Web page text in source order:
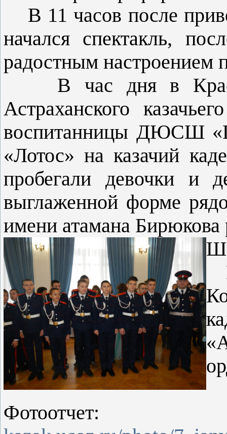
В 11 часов после
начался спектакль,
радостным настроением
В час дня в
Астраханского
воспитанницы ДЮСШ
«Лотос» на казачий
пробегали девочки и
выглаженной форме
имени атамана